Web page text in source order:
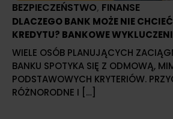
BEZPIECZEŃSTWO, FINANSE
DLACZEGO BANK MOŻE NIE
KREDYTU? BANKOWE
WIELE OSÓB PLANUJĄCYCH
BANKU SPOTYKA SIĘ Z ODMOWĄ,
PODSTAWOWYCH KRYTERIÓW.
RÓŻNORODNE I […]